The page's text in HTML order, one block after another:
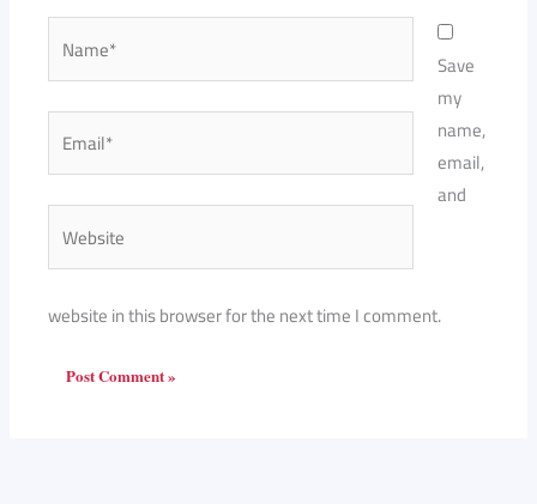
Save
my
name,
email,
and
website in this browser for the next time I comment.